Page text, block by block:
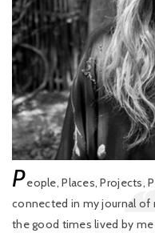
People, Places, Projects,
connected in my journal of
the good times lived by